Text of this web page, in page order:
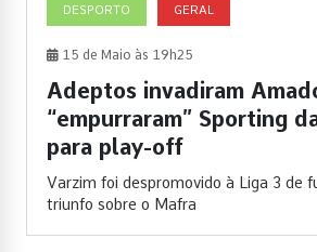
DESPORTO GERAL
15 de Maio às 19h25
Adeptos invadiram
“empurraram” Sporting
para play-off
Varzim foi despromovido à Liga 3 de
triunfo sobre o Mafra